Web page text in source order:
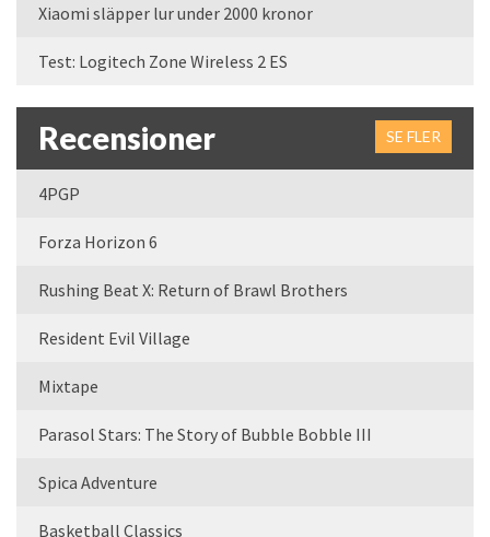
Xiaomi släpper lur under 2000 kronor
Test: Logitech Zone Wireless 2 ES
Recensioner SE FLER
4PGP
Forza Horizon 6
Rushing Beat X: Return of Brawl Brothers
Resident Evil Village
Mixtape
Parasol Stars: The Story of Bubble Bobble III
Spica Adventure
Basketball Classics